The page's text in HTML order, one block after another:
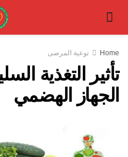
Home توعية المرضى
تأثير التغذية
الجهاز الهضمي